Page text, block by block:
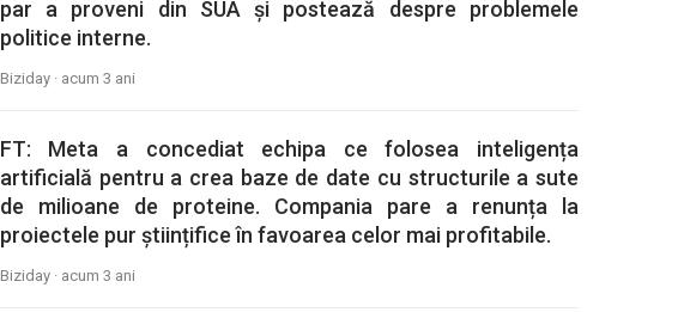
par a proveni din SUA și postează despre problemele
politice interne.
Biziday · acum 3 ani
FT: Meta a concediat echipa ce folosea inteligența
artificială pentru a crea baze de date cu structurile a sute
de milioane de proteine. Compania pare a renunța la
proiectele pur științifice în favoarea celor mai profitabile.
Biziday · acum 3 ani